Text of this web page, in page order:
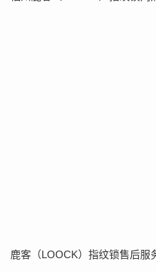
鹿客（LOOCK）指纹锁售后服